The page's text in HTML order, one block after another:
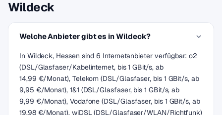
Wildeck
Welche Anbieter gibt es in Wildeck?
In Wildeck, Hessen sind 6 Internetanbieter verfügbar: o2
(DSL/Glasfaser/Kabelinternet, bis 1 GBit/s, ab
14,99 €/Monat), Telekom (DSL/Glasfaser, bis 1 GBit/s, ab
9,95 €/Monat), 1&1 (DSL/Glasfaser, bis 1 GBit/s, ab
9,99 €/Monat), Vodafone (DSL/Glasfaser, bis 1 GBit/s, ab
19,98 €/Monat), wiDSL (DSL/Glasfaser/WLAN/Richtfunk)